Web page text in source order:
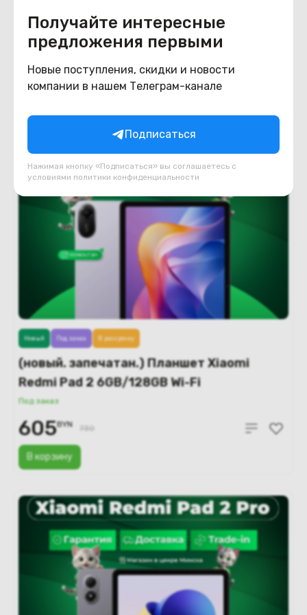
Получайте интересные
предложения первыми
Новые поступления, скидки и новости
компании в нашем Телеграм-канале
Подписаться
Нажимая кнопку «Подписаться» вы соглашаетесь с
условиями политики конфиденциальности
Redmi Pad 2 Pro 5G 6GB/128GB
международная версия (серебристый)
Под заказ
В корзину
972
(новый. запечатан.) Планшет Xiaomi
Redmi Pad 2 6GB/128GB Wi-Fi
международная версия (фиолетовый)
Под заказ
В корзину
Новый Под заказ В рассрочку
605BYN 730